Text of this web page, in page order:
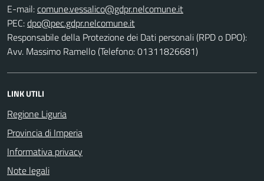
E-mail:
PEC:
Responsabile della Protezione dei Dati personali (RPD o DPO):
Avv. Massimo Ramello (Telefono: 01311826681)
LINK UTILI
Regione Liguria
Provincia di Imperia
Informativa privacy
Note legali